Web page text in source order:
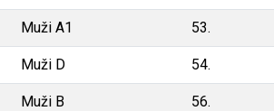
Muži A1 53.
Muži D 54.
Muži B 56.